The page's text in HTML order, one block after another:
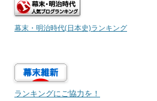
幕末・明治時代(日本史)ランキング
ランキングにご協力を！